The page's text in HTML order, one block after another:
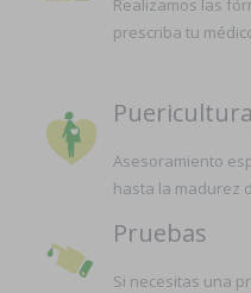
Realizamos las
prescriba tu
Puericultura
Asesoramiento
hasta la madurez
Pruebas
Si necesitas una